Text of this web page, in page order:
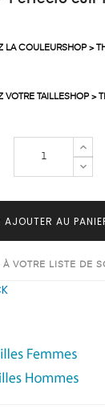
LA COULEURSHOP >
VOTRE TAILLESHOP >
AJOUTER AU
À VOTRE LISTE DE